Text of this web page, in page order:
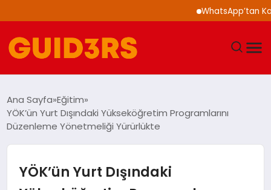
WhatsApp’tan
YAŞAM
Ana Sayfa Eğitim
YÖK’ün Yurt Dışındaki Yükseköğretim Programlarını
Düzenleme Yönetmeliği Yürürlükte
YÖK’ün Yurt Dışındaki